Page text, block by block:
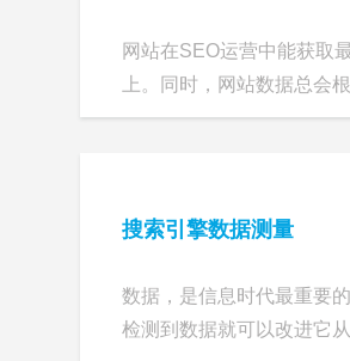
网站在SEO运营中能获取
上。同时，网站数据总会
搜索引擎数据测量
数据，是信息时代最重要
检测到数据就可以改进它